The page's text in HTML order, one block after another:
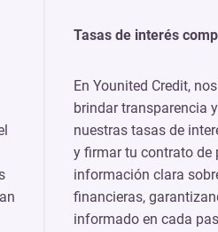
Tasas de interés
En Younited Credit,
brindar transparencia
nuestras tasas de
y firmar tu contrato de
información clara
financieras,
informado en cada